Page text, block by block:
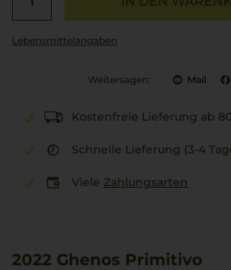
Lebensmittel­angaben
Weitersagen: Mail
Kostenfreie Lieferung ab
Schnelle Lieferung (3-4
Viele Zahlungsarten
2022 Ghenos Primitivo